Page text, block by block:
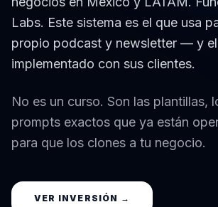
Labs. Este sistema es el que usa
propio podcast y newsletter — y el
implementado con sus clientes.
No es un curso. Son las plantillas,
prompts exactos que ya están
para que los clones a tu negocio.
VER INVERSIÓN →